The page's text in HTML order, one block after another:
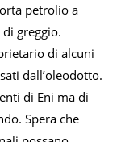
petrolio a
greggio.
di alcuni
dall’oleodotto.
di Eni ma di
Spera che